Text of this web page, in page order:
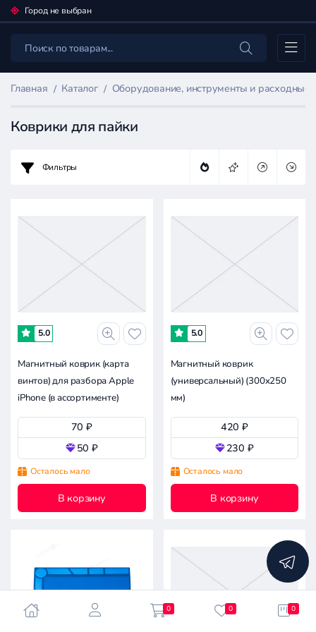
Город не выбран
Каталог
Главная Каталог Оборудование, инструменты и расходные
Коврики для пайки
Фильтр
Инструменты
Цена:
-
0
0.3к
0.6к
0.8к
1.4к
Фильтры
5.0
Магнитный коврик (карта
винтов) для разбора Apple
iPhone (в ассортименте)
70 ₽
50 ₽
Осталось мало
В корзину
5.0
Магнитный коврик
(универсальный) (300x250
мм)
420 ₽
230 ₽
Осталось мало
В корзину
0 0 0